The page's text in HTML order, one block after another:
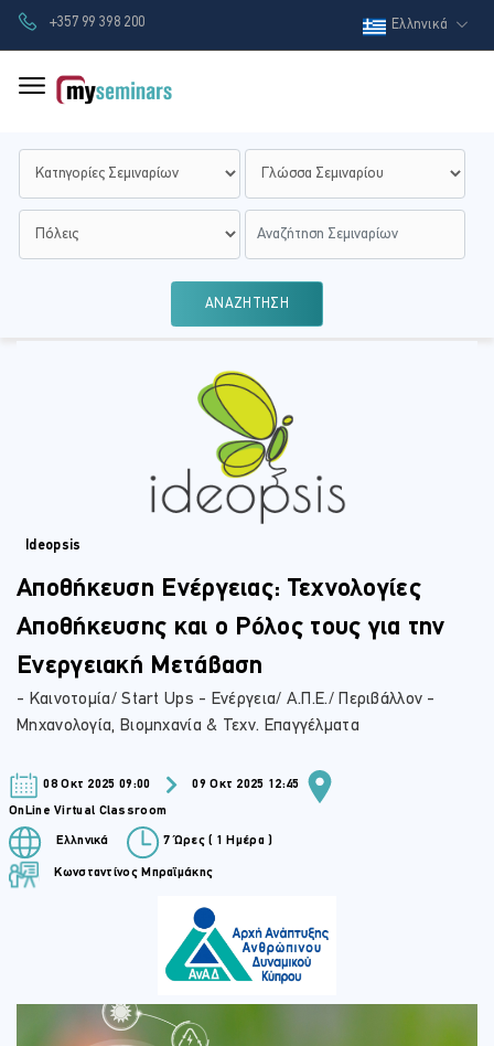
+357 99 398 200 Ελληνικά
ΑΝΑΖΗΤΗΣΗ
Ideopsis
Αποθήκευση Ενέργειας: Τεχνολογίες
Αποθήκευσης και ο Ρόλος τους για την
Ενεργειακή Μετάβαση
- Καινοτομία/ Start Ups - Ενέργεια/ Α.Π.Ε./ Περιβάλλον -
Μηχανολογία, Βιομηχανία & Τεχν. Επαγγέλματα
08 Οκτ 2025 09:00
09 Οκτ 2025 12:45
OnLine Virtual Classroom
Ελληνικά 7 Ώρες ( 1 Ημέρα )
Κωνσταντίνος Μπραϊμάκης